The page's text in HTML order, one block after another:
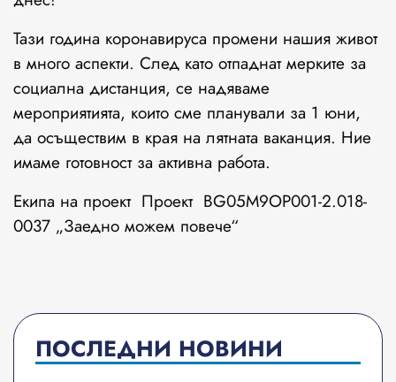
Тази година коронавируса промени нашия живот
в много аспекти. След като отпаднат мерките за
социална дистанция, се надяваме
мероприятията, които сме планували за 1 юни,
да осъществим в края на лятната ваканция. Ние
имаме готовност за активна работа.
Екипа на проект Проект BG05M9OP001-2.018-
0037 „Заедно можем повече“
ПОСЛЕДНИ НОВИНИ